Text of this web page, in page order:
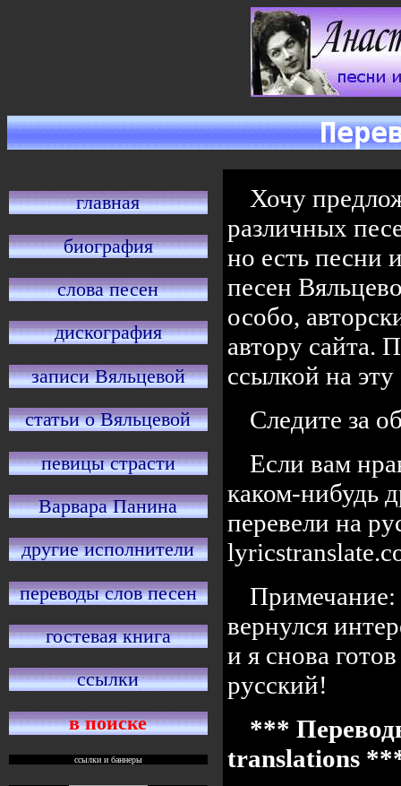
главная
биография
слова песен
дискография
записи Вяльцевой
статьи о Вяльцевой
певицы страсти
Варвара Панина
другие исполнители
переводы слов песен
гостевая книга
ссылки
в поиске
ссылки и баннеры
Хочу
различных
но есть песни
песен
особо,
автору сайта.
ссылкой на
Следите за
Если вам
каком-нибудь
перевели на
Примечание:
вернулся
и я снова
русский!
***
translations